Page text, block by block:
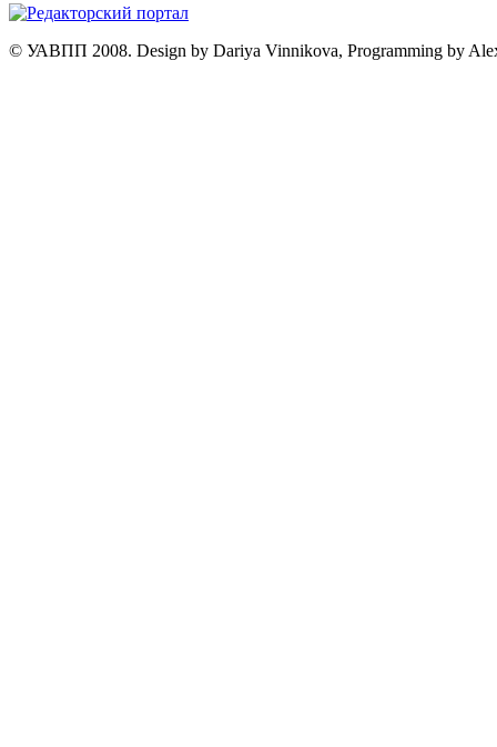
© УАВПП 2008. Design by Dariya Vinnikova, Programming by